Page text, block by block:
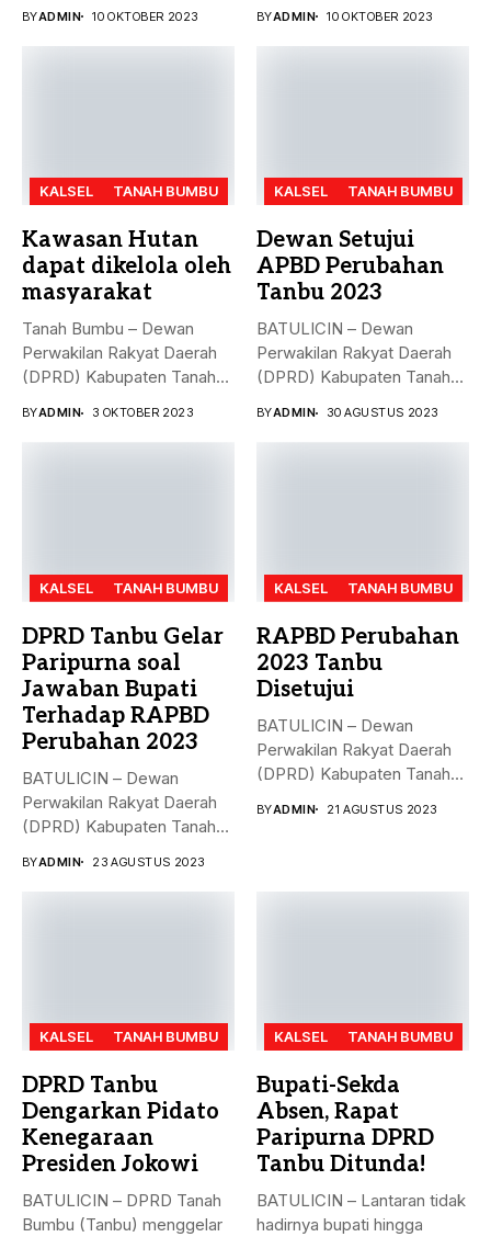
BYADMIN 10 OKTOBER 2023 BYADMIN 10 OKTOBER 2023
KALSEL TANAH BUMBU
Kawasan Hutan
dapat dikelola oleh
masyarakat
Tanah Bumbu – Dewan
Perwakilan Rakyat Daerah
(DPRD) Kabupaten Tanah
BYADMIN 3 OKTOBER 2023
KALSEL TANAH BUMBU
Dewan Setujui
APBD Perubahan
Tanbu 2023
BATULICIN – Dewan
Perwakilan Rakyat Daerah
(DPRD) Kabupaten Tanah
BYADMIN 30 AGUSTUS 2023
KALSEL TANAH BUMBU
DPRD Tanbu Gelar
Paripurna soal
Jawaban Bupati
Terhadap RAPBD
Perubahan 2023
BATULICIN – Dewan
Perwakilan Rakyat Daerah
(DPRD) Kabupaten Tanah
BYADMIN 23 AGUSTUS 2023
KALSEL TANAH BUMBU
RAPBD Perubahan
2023 Tanbu
Disetujui
BATULICIN – Dewan
Perwakilan Rakyat Daerah
(DPRD) Kabupaten Tanah
BYADMIN 21 AGUSTUS 2023
KALSEL TANAH BUMBU
DPRD Tanbu
Dengarkan Pidato
Kenegaraan
Presiden Jokowi
BATULICIN – DPRD Tanah
Bumbu (Tanbu) menggelar
KALSEL TANAH BUMBU
Bupati-Sekda
Absen, Rapat
Paripurna DPRD
Tanbu Ditunda!
BATULICIN – Lantaran tidak
hadirnya bupati hingga